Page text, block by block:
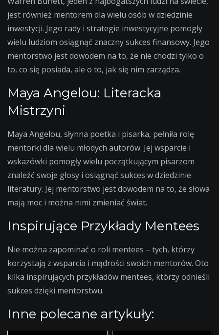
jest również mentorem dla wielu osób w dziedzinie
inwestycji. Jego rady i strategie inwestycyjne pomogły
wielu ludziom osiągnąć znaczny sukces finansowy. Jego
mentorstwo jest dowodem na to, że nie chodzi tylko o
to, co się posiada, ale o to, jak się nim zarządza.
Maya Angelou: Literacka
Mistrzyni
Maya Angelou, słynna poetka i pisarka, pełniła rolę
mentorki dla wielu młodych autorów. Jej wsparcie i
wskazówki pomogły wielu początkującym pisarzom
znaleźć swoje głosy i osiągnąć sukces w dziedzinie
literatury. Jej mentorstwo jest dowodem na to, że słowa
mają moc i można nimi zmieniać świat.
Inspirujące Przykłady Mentees
Nie można zapominać o roli mentees – tych, którzy
korzystają z wsparcia i mądrości swoich mentorów. Oto
kilka inspirujących przykładów mentees, którzy odnieśli
sukces dzięki mentorstwu.
Inne polecane artykuły: